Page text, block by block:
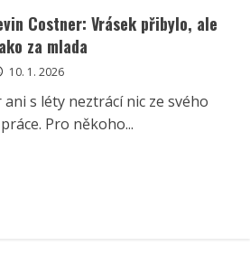
Costner: Vrásek přibylo, ale
za mlada
10. 1. 2026
s léty neztrácí nic ze svého
Pro někoho...